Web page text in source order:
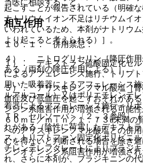
起こすことが報告されている（明確な
ナトリウムイオン不足はリチウムイ
いわれているため、本剤がナトリウ
より起こると考えられる）］。
４）． ニトログリセリン［降圧作
ある（両剤の降圧作用による）］。
５）． アリスキレンフマル酸塩［腎
血症及び低血圧を起こすおそれがあ
ンシン系阻害作用が増強される可能
６０ｍＬ／ｍｉｎ／１．７３u未満の
へのアリスキレンフマル酸塩との併
むを得ないと判断される場合を除き
ンジオテンシン系阻害作用が増強され
相互作用
１０．１． 併用禁忌：
１）． デキストラン硫酸固定化セ
によるアフェレーシス施行、トリプ
用いた吸着器によるアフェレーシス
ルアルコール）又はポリエチレンテ
着器によるアフェレーシス施行＜リ
ＴＲ、セルソーバ＞〔２．３参照〕
れがある（陰性に荷電したデキスト
ス、トリプトファン固定化ポリビニ
チレンテレフタレートによりブラジ
れ、さらに本剤が、ブラジキニンの